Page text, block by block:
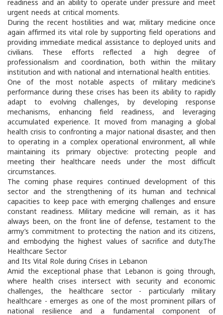
urgent needs at critical moments.
During the recent hostilities and war, military medicine once
again affirmed its vital role by supporting field operations and
providing immediate medical assistance to deployed units and
civilians. These efforts reflected a high degree of
professionalism and coordination, both within the military
institution and with national and international health entities.
One of the most notable aspects of military medicine’s
performance during these crises has been its ability to rapidly
adapt to evolving challenges, by developing response
mechanisms, enhancing field readiness, and leveraging
accumulated experience. It moved from managing a global
health crisis to confronting a major national disaster, and then
to operating in a complex operational environment, all while
maintaining its primary objective: protecting people and
meeting their healthcare needs under the most difficult
circumstances.
The coming phase requires continued development of this
sector and the strengthening of its human and technical
capacities to keep pace with emerging challenges and ensure
constant readiness. Military medicine will remain, as it has
always been, on the front line of defense, testament to the
army’s commitment to protecting the nation and its citizens,
and embodying the highest values of sacrifice and duty.The
Healthcare Sector
and Its Vital Role during Crises in Lebanon
Amid the exceptional phase that Lebanon is going through,
where health crises intersect with security and economic
challenges, the healthcare sector - particularly military
healthcare - emerges as one of the most prominent pillars of
national resilience and a fundamental component of